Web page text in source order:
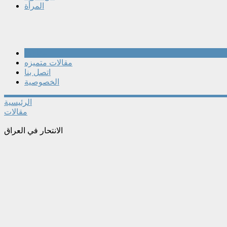
المرأة
مقالات متميزه
اتصل بنا
الخصوصية
الرئيسية
مقالات
الانتحار في العراق